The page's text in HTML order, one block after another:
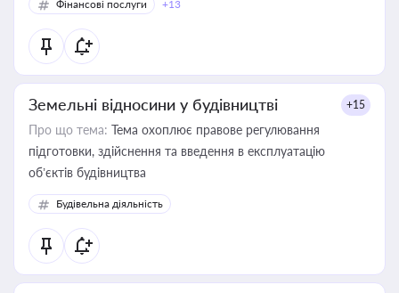
Фінансові послуги +13
Земельні відносини у будівництві +15
Про що тема: Тема охоплює правове регулювання
підготовки, здійснення та введення в експлуатацію
об’єктів будівництва
Будівельна діяльність